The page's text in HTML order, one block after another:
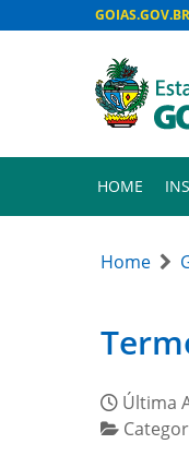
GOIAS.GOV.BR
HOME
Home
Última